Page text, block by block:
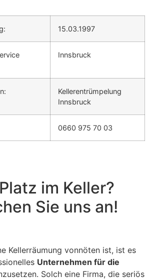
15.03.1997
Innsbruck
Kellerentrümpelung
Innsbruck
0660 975 70 03
im Keller?
Sie uns an!
Kellerräumung vonnöten ist, ist es
Unternehmen für die
Solch eine Firma, die seriös